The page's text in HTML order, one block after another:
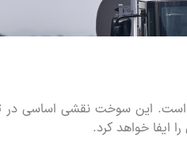
این سوخت نقشی اساسی در
ایفا خواهد کرد.